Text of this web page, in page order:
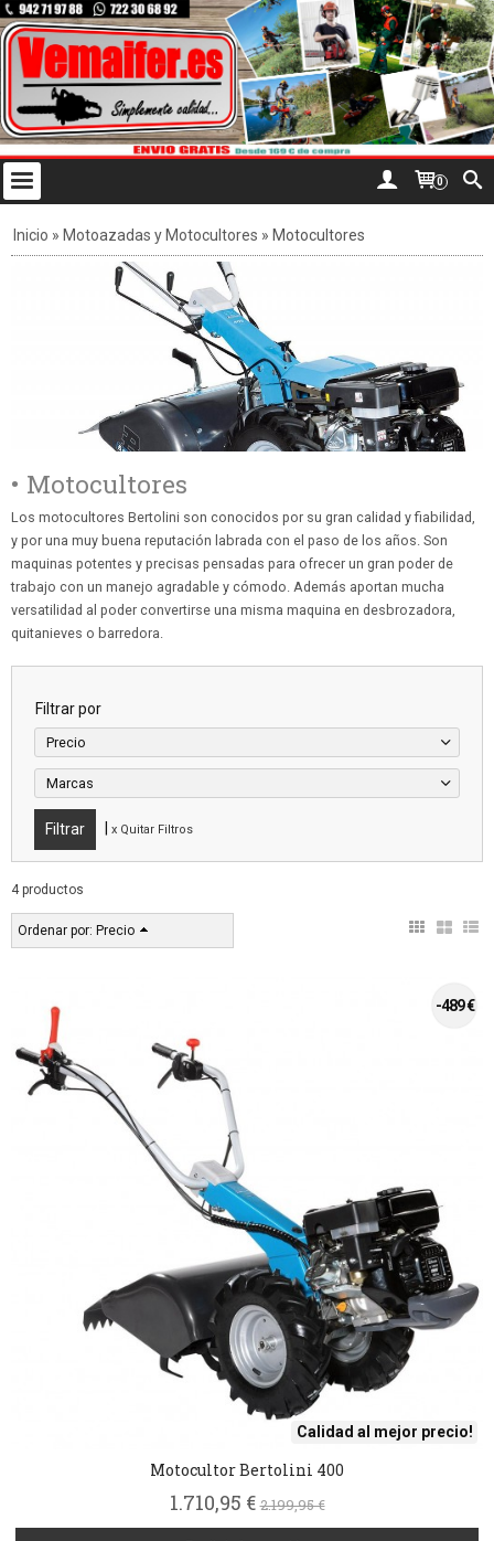
0
Inicio » Motoazadas y Motocultores » Motocultores
• Motocultores
Los motocultores Bertolini son conocidos por su gran calidad y fiabilidad,
y por una muy buena reputación labrada con el paso de los años. Son
maquinas potentes y precisas pensadas para ofrecer un gran poder de
trabajo con un manejo agradable y cómodo. Además aportan mucha
versatilidad al poder convertirse una misma maquina en desbrozadora,
quitanieves o barredora.
Filtrar por
Precio
Marcas
x Quitar Filtros
4 productos
Ordenar por: Precio
Calidad al mejor precio!
-489 €
Motocultor Bertolini 400
1.710,95 €2.199,95 €